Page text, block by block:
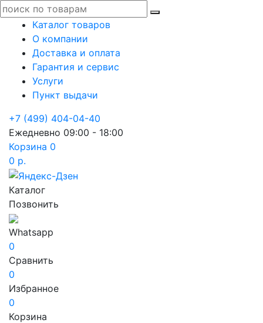
Каталог товаров
О компании
Доставка и оплата
Гарантия и сервис
Услуги
Пункт выдачи
+7 (499) 404-04-40
Ежедневно 09:00 - 18:00
Корзина 0
0 р.
Каталог
Позвонить
Whatsapp
0
Сравнить
0
Избранное
0
Корзина